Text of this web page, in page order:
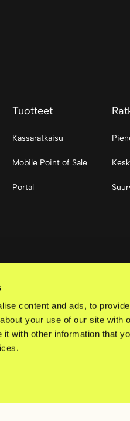
content and ads, to
your use of our site with
with other information that
Tuotteet
Kassaratkaisu
Mobile Point of Sale
Portal